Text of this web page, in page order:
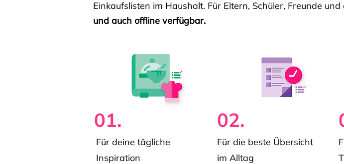
Einkaufslisten im Haushalt. Für Eltern, Schüler, Freunde
und auch offline verfügbar.
01.
Für deine tägliche
Inspiration
02.
Für die beste Übersicht
im Alltag